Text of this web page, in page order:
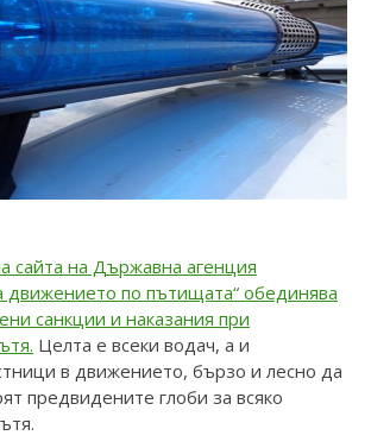
сайта на Държавна агенция
движението по пътищата“ обединява
санкции и наказания при
Целта е всеки водач, а и
в движението, бързо и лесно да
предвидените глоби за всяко